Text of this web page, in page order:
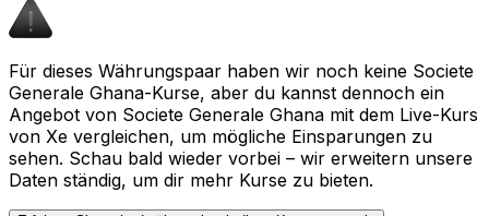
Für dieses Währungspaar haben wir noch keine Societe
Generale Ghana-Kurse, aber du kannst dennoch ein
Angebot von Societe Generale Ghana mit dem Live-Kurs
von Xe vergleichen, um mögliche Einsparungen zu
sehen. Schau bald wieder vorbei – wir erweitern unsere
Daten ständig, um dir mehr Kurse zu bieten.